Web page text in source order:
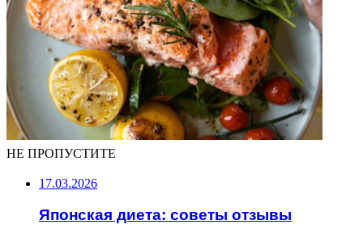
НЕ ПРОПУСТИТЕ
17.03.2026
Японская диета: советы отзывы